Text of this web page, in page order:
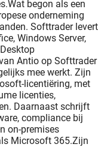
begon als een
onderneming
Softtrader levert
Windows Server,
Antio op Softtrader
mee werkt. Zijn
licentiëring, met
licenties,
Daarnaast schrijft
compliance bij
on-premises
Microsoft 365.Zijn